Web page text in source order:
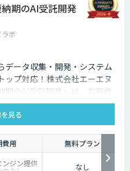
期のAI受託開発
ボ
データ収集・開発・システム
ップ対応！株式会社エーエヌ
期のAI受託開発」は、お客様
リューション開発します。
もあり、初めての方でも安
見る
費用
無料プラン
ンジン提供 なし